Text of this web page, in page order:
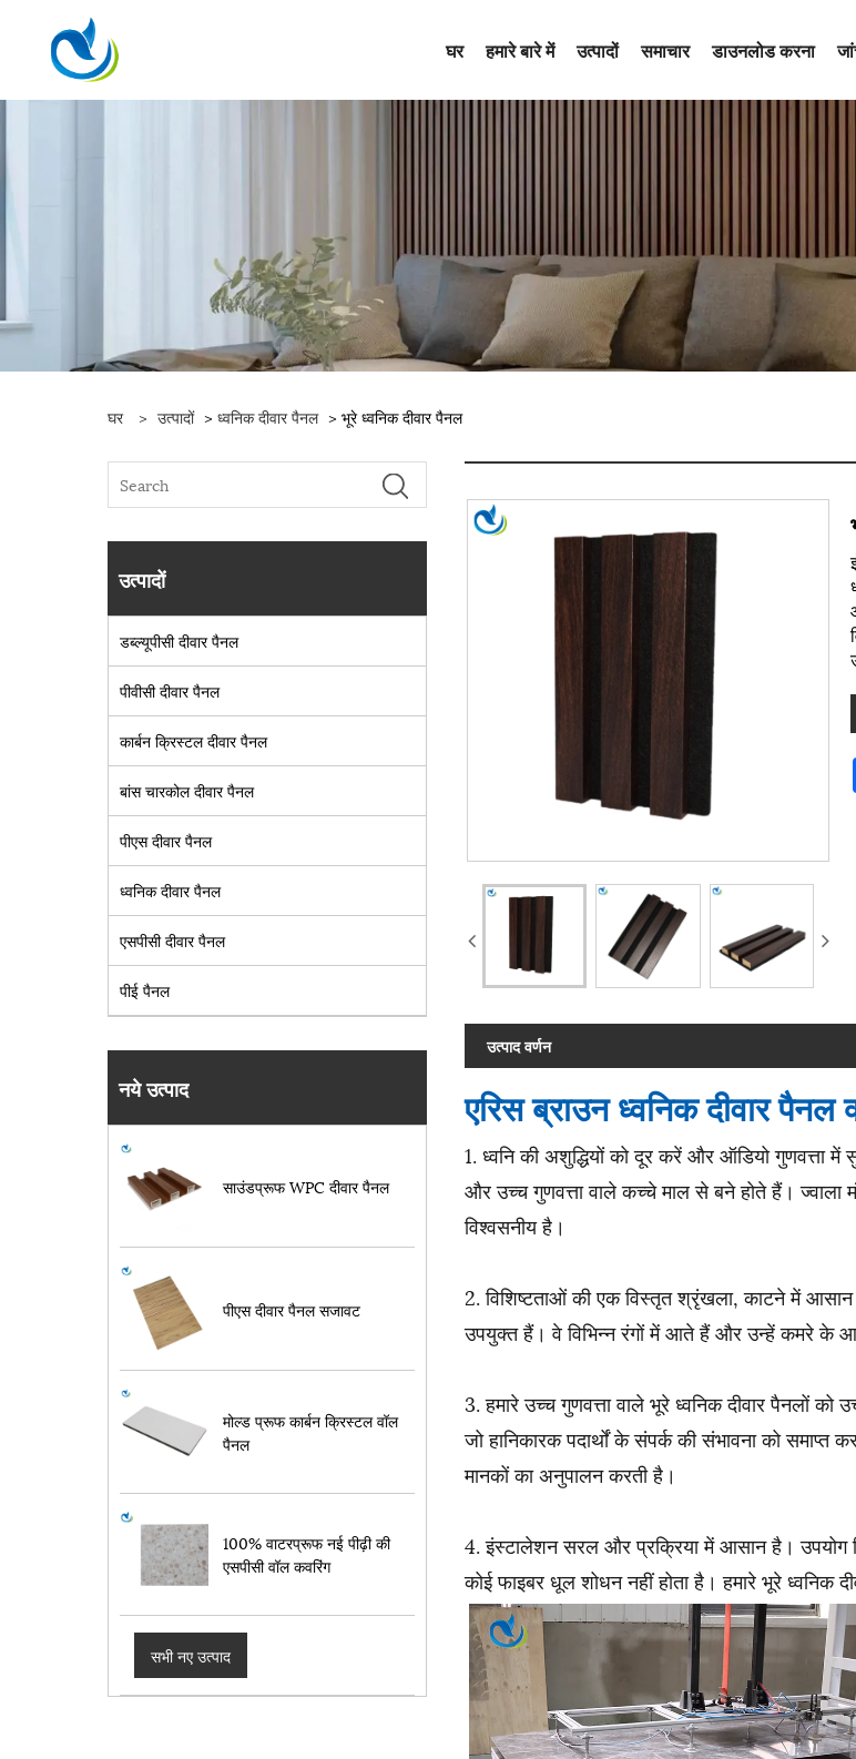
घर हमारे बारे में उत्पादों समाचार डाउनलोड करना
घर > उत्पादों > ध्वनिक दीवार पैनल > भूरे ध्वनिक दीवार पैनल
उत्पादों
डब्ल्यूपीसी दीवार पैनल
पीवीसी दीवार पैनल
कार्बन क्रिस्टल दीवार पैनल
बांस चारकोल दीवार पैनल
पीएस दीवार पैनल
ध्वनिक दीवार पैनल
एसपीसी दीवार पैनल
पीई पैनल
नये उत्पाद
साउंडप्रूफ WPC दीवार पैनल
पीएस दीवार पैनल सजावट
मोल्ड प्रूफ कार्बन क्रिस्टल वॉल
पैनल
100% वाटरप्रूफ नई पीढ़ी की
एसपीसी वॉल कवरिंग
सभी नए उत्पाद
उत्पाद वर्णन
एरिस ब्राउन ध्वनिक दीवार पैनल
1. ध्वनि की अशुद्धियों को दूर करें और ऑडियो गुणवत्ता में
और उच्च गुणवत्ता वाले कच्चे माल से बने होते हैं।
विश्वसनीय है।
2. विशिष्टताओं की एक विस्तृत श्रृंखला, काटने में
उपयुक्त हैं। वे विभिन्न रंगों में आते हैं और उन्हें कमरे के
3. हमारे उच्च गुणवत्ता वाले भूरे ध्वनिक दीवार पैनलों
जो हानिकारक पदार्थों के संपर्क की संभावना को समाप्त
मानकों का अनुपालन करती है।
4. इंस्टालेशन सरल और प्रक्रिया में आसान है। उपयोग
कोई फाइबर धूल शोधन नहीं होता है। हमारे भूरे ध्वनिक